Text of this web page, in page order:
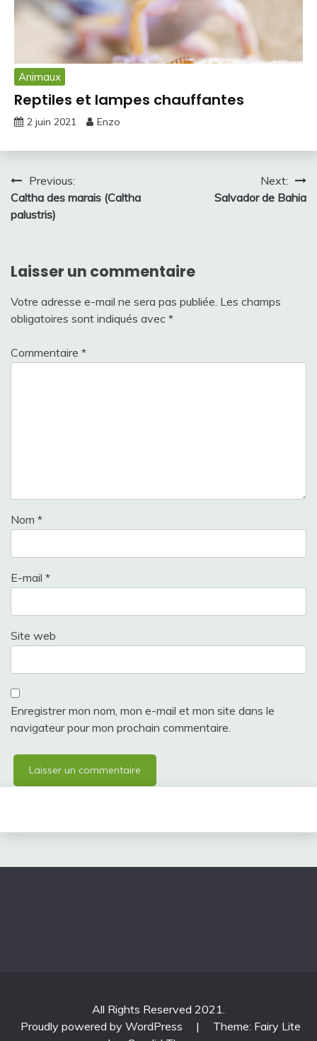
Animaux
Reptiles et lampes chauffantes
2 juin 2021 Enzo
Navigation
de
Previous:
Caltha des marais (Caltha
palustris)
Next:
Salvador de Bahia
Laisser un commentaire
Votre adresse e-mail ne sera pas publiée. Les champs
obligatoires sont indiqués avec *
Commentaire *
Nom *
E-mail *
Site web
Enregistrer mon nom, mon e-mail et mon site dans le
navigateur pour mon prochain commentaire.
All Rights Reserved 2021.
Proudly powered by WordPress
|
Theme: Fairy Lite